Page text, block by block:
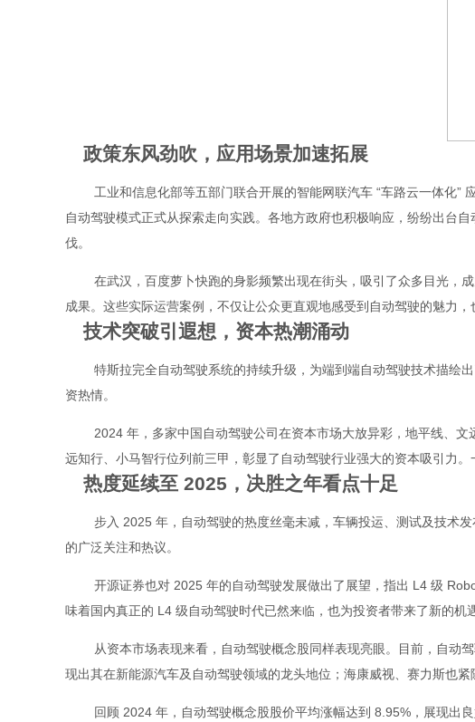
政策东风劲吹，应用场景加速拓展
工业和信息化部等五部门联合开展的智能网联汽车 “车路云一体化”
自动驾驶模式正式从探索走向实践。各地方政府也积极响应，纷纷出台
伐。
在武汉，百度萝卜快跑的身影频繁出现在街头，吸引了众多目光，
成果。这些实际运营案例，不仅让公众更直观地感受到自动驾驶的魅力，
技术突破引遐想，资本热潮涌动
特斯拉完全自动驾驶系统的持续升级，为端到端自动驾驶技术描绘
资热情。
2024 年，多家中国自动驾驶公司在资本市场大放异彩，地平线、
远知行、小马智行位列前三甲，彰显了自动驾驶行业强大的资本吸引力
热度延续至 2025，决胜之年看点十足
步入 2025 年，自动驾驶的热度丝毫未减，车辆投运、测试及技术
的广泛关注和热议。
开源证券也对 2025 年的自动驾驶发展做出了展望，指出 L4 级
味着国内真正的 L4 级自动驾驶时代已然来临，也为投资者带来了新的机
从资本市场表现来看，自动驾驶概念股同样表现亮眼。目前，自动
现出其在新能源汽车及自动驾驶领域的龙头地位；海康威视、赛力斯也
回顾 2024 年，自动驾驶概念股股价平均涨幅达到 8.95%，展现出